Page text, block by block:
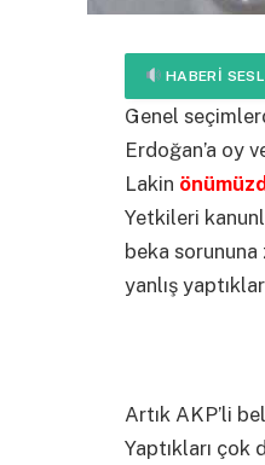
HABERI
Genel
Erdoğan’a oy
Lakin
Yetkileri
beka
yanlış
Artık AKP’li
Yaptıkları